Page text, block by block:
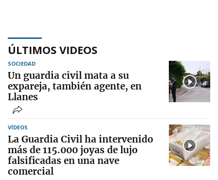
ÚLTIMOS VIDEOS
SOCIEDAD
Un guardia civil mata a su
expareja, también agente, en
Llanes
VÍDEOS
La Guardia Civil ha intervenido
más de 115.000 joyas de lujo
falsificadas en una nave
comercial